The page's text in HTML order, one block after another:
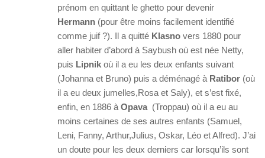
prénom en quittant le ghetto pour devenir
Hermann (pour être moins facilement identifié
comme juif ?). Il a quitté Klasno vers 1880 pour
aller habiter d’abord à Saybush où est née Netty,
puis Lipnik où il a eu les deux enfants suivant
(Johanna et Bruno) puis a déménagé à Ratibor (où
il a eu deux jumelles,Rosa et Saly), et s’est fixé,
enfin, en 1886 à Opava (Troppau) où il a eu au
moins certaines de ses autres enfants (Samuel,
Leni, Fanny, Arthur,Julius, Oskar, Léo et Alfred). J’ai
un doute pour les deux derniers car lorsqu’ils sont